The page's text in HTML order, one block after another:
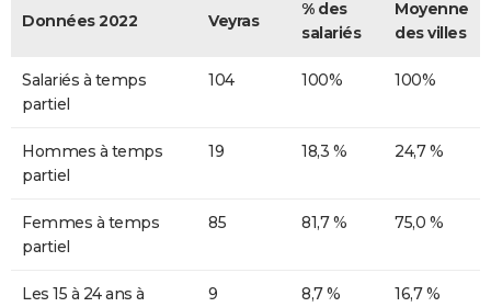
Données 2022 Veyras
% des
salariés
Moyenne
des villes
Salariés à temps
partiel
104 100% 100%
Hommes à temps
partiel
19 18,3 % 24,7 %
Femmes à temps
partiel
85 81,7 % 75,0 %
Les 15 à 24 ans à
9 8,7 % 16,7 %